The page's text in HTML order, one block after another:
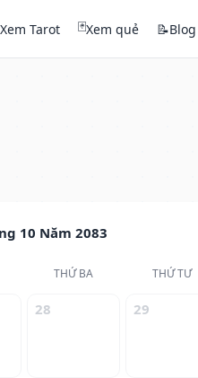
Xem Tarot 🃏Xem quẻ 📝Blog
10 Năm 2083
THỨ BA THỨ TƯ
28 29